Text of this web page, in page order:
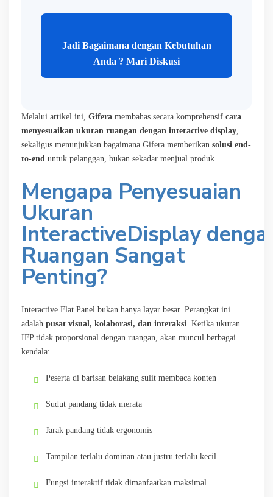
Jadi Bagaimana dengan Kebutuhan
Anda ? Mari Diskusi
Melalui artikel ini, Gifera membahas secara komprehensif cara
menyesuaikan ukuran ruangan dengan interactive display,
sekaligus menunjukkan bagaimana Gifera memberikan solusi end-
to-end untuk pelanggan, bukan sekadar menjual produk.
Mengapa Penyesuaian
Ukuran
InteractiveDisplay
Ruangan Sangat
Penting?
Interactive Flat Panel bukan hanya layar besar. Perangkat ini
adalah pusat visual, kolaborasi, dan interaksi. Ketika ukuran
IFP tidak proporsional dengan ruangan, akan muncul berbagai
kendala:
Peserta di barisan belakang sulit membaca konten
Sudut pandang tidak merata
Jarak pandang tidak ergonomis
Tampilan terlalu dominan atau justru terlalu kecil
Fungsi interaktif tidak dimanfaatkan maksimal